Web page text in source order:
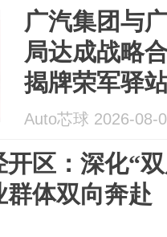
广汽集团与
局达成战略
揭牌荣军驿
Auto芯球 2026-08-
区：深化“
体双向奔赴